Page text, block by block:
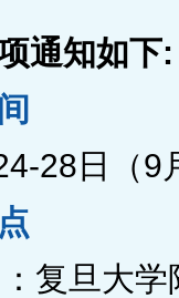
通知如下:
28日（9
复旦大